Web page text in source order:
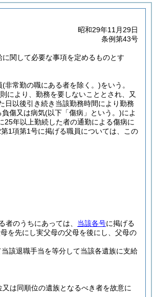
昭和29年11月29日
条例第43号
関して必要な事項を定めるものとす
(非常勤の職にある者を除く。)をいう。
により、勤務を要しないこととされ、又
日以後引き続き当該勤務時間により勤務
傷又は病気(以下「傷病」という。)によ
年以上勤続した者の通勤による傷病に
1項第1号に掲げる職員については、この
者のうちにあっては、 当該各号に掲げる
を先にし実父母の父母を後にし、父母の
該退職手当を等分して当該各遺族に支給
は同順位の遺族となるべき者を故意に